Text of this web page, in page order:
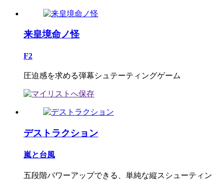
来皇境命ノ怪
F2
圧迫感を求める弾幕シュテーティングゲーム
デストラクション
嵐と台風
五段階パワーアップできる、単純な縦スシューティン